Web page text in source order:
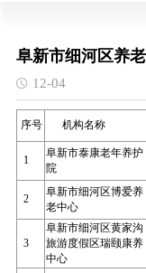
阜新市细河区养
12-04
序号 机构名称
1
阜新市泰康老年养护
院
2
阜新市细河区博爱养
老中心
3
阜新市细河区黄家沟
旅游度假区瑞颐康养
中心